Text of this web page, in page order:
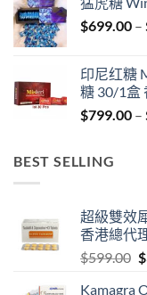
$699.00 –
印尼红糖
糖 30/1盒
$799.00 –
BEST SELLING
超級雙效
香港總代
$599.00 $
Kamagra